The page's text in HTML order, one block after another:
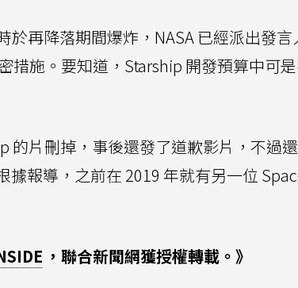
於再降落期間爆炸，NASA 已經派出發
措施。要知道，Starship 開發預算中可
的片刪掉，事後還發了道歉影片，不過
據報導，之前在 2019 年就有另一位
，聯合新聞網獲授權轉載。》